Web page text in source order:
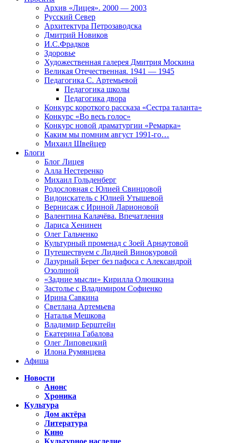
Архив «Лицея». 2000 — 2003
Русский Север
Архитектура Петрозаводска
Дмитрий Новиков
И.С.Фрадков
Здоровье
Художественная галерея Дмитрия Москина
Великая Отечественная. 1941 — 1945
Педагогика С. Артемьевой
Педагогика школы
Педагогика двора
Конкурс короткого рассказа «Сестра таланта»
Конкурс «Во весь голос»
Конкурс новой драматургии «Ремарка»
Каким мы помним август 1991-го…
Михаил Швейцер
Блоги
Блог Лицея
Алла Нестеренко
Михаил Гольденберг
Родословная с Юлией Свинцовой
Видоискатель с Юлией Утышевой
Вернисаж с Ириной Ларионовой
Валентина Калачёва. Впечатления
Лариса Хенинен
Олег Гальченко
Культурный променад с Зоей Арнаутовой
Путешествуем с Лидией Винокуровой
Лазурный Берег без пафоса с Александрой
Озолиной
«Задние мысли» Кирилла Олюшкина
Застолье с Владимиром Софиенко
Ирина Савкина
Светлана Артемьева
Наталья Мешкова
Владимир Берштейн
Екатерина Габалова
Олег Липовецкий
Илона Румянцева
Афиша
Новости
Анонс
Хроника
Культура
Дом актёра
Литература
Кино